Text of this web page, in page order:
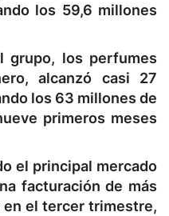
los 59,6 millones
grupo, los perfumes
alcanzó casi 27
los 63 millones de
primeros meses
el principal mercado
facturación de más
el tercer trimestre,